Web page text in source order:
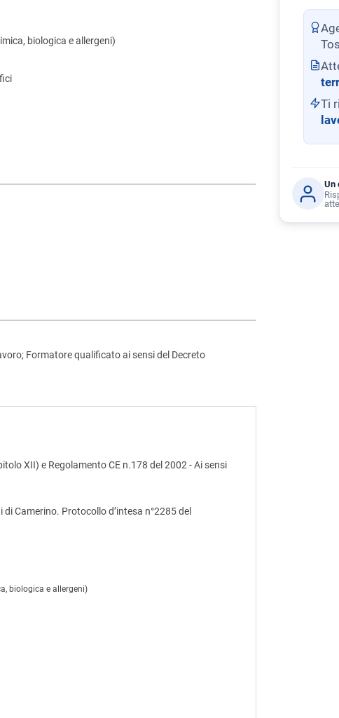
biologica e allergeni)
Formatore qualificato ai sensi del Decreto
XII) e Regolamento CE n.178 del 2002 - Ai sensi
Camerino. Protocollo d’intesa n°2285 del
biologica e allergeni)
Ti
Un